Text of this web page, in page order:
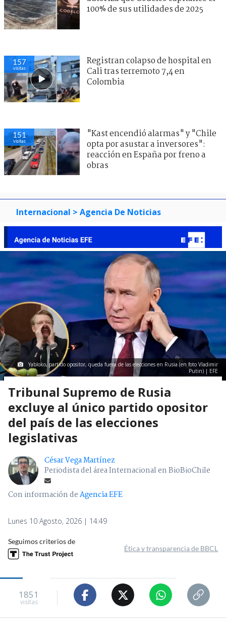
100% de sus utilidades de 2025
157
visitas
Registran colapso de hospital en
Cali tras terremoto 7,4 en
Colombia
151
visitas
"Kast encendió alarmas" y "Chile
opta por asustar a inversores":
reacción en España por freno a
obras
Internacional > Agencia De Noticias
Yabloko, partido opositor, queda fuera de las elecciones en Rusia (en foto Vladimir
Putin) | EFE
Tribunal Supremo de Rusia
excluye al único partido opositor
del país de las elecciones
legislativas
César Vega Martínez
Periodista del área Internacional en BioBioChile
Con información deAgencia EFE
Lunes 10 Agosto, 2026 | 14:49
Seguimos criterios de
Ética y transparencia de BBCL
1851
visitas